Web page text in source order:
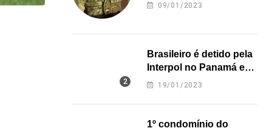
Açaí é reconhecido oficialmente como fruto
09/01/2023
Brasileiro é detido pela
Interpol no Panamá e
pode pegar prisão
19/01/2023
1º condomínio do